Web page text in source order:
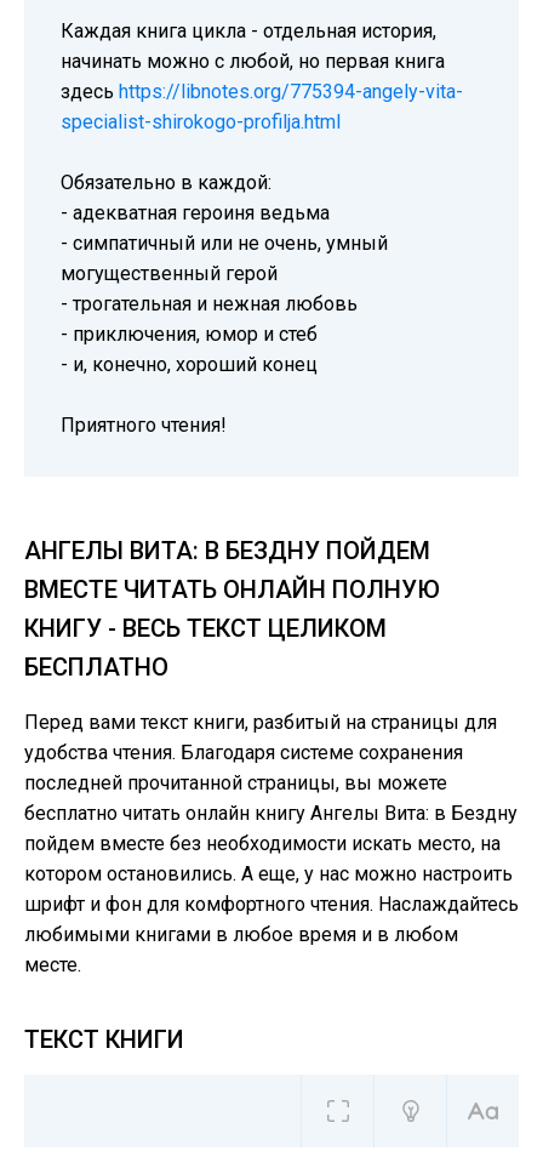
Каждая книга цикла - отдельная история,
начинать можно с любой, но первая книга
здесь https://libnotes.org/775394-angely-vita-
specialist-shirokogo-profilja.html
Обязательно в каждой:
- адекватная героиня ведьма
- симпатичный или не очень, умный
могущественный герой
- трогательная и нежная любовь
- приключения, юмор и стеб
- и, конечно, хороший конец
Приятного чтения!
АНГЕЛЫ ВИТА: В БЕЗДНУ ПОЙДЕМ
ВМЕСТЕ ЧИТАТЬ ОНЛАЙН ПОЛНУЮ
КНИГУ - ВЕСЬ ТЕКСТ ЦЕЛИКОМ
БЕСПЛАТНО
Перед вами текст книги, разбитый на страницы для
удобства чтения. Благодаря системе сохранения
последней прочитанной страницы, вы можете
бесплатно читать онлайн книгу Ангелы Вита: в Бездну
пойдем вместе без необходимости искать место, на
котором остановились. А еще, у нас можно настроить
шрифт и фон для комфортного чтения. Наслаждайтесь
любимыми книгами в любое время и в любом
месте.
ТЕКСТ КНИГИ